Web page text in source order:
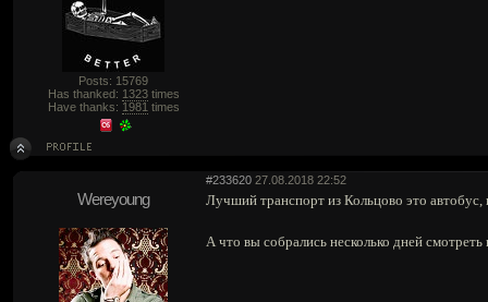
Posts: 15769
Has thanked: 1323times
Have thanks: 1981 times
#233620 27.08.2018 22:52
Wereyoung Лучший транспорт из Кольцово это автобус,
А что вы собрались несколько дней